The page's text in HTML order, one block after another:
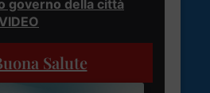
governo della città
Salute